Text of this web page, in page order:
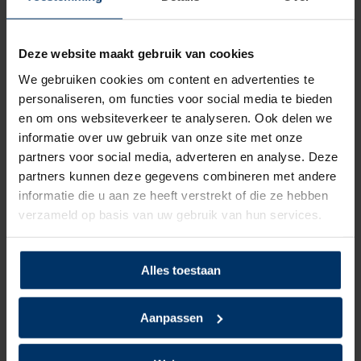
Deze website maakt gebruik van cookies
We gebruiken cookies om content en advertenties te
personaliseren, om functies voor social media te bieden
en om ons websiteverkeer te analyseren. Ook delen we
informatie over uw gebruik van onze site met onze
partners voor social media, adverteren en analyse. Deze
partners kunnen deze gegevens combineren met andere
informatie die u aan ze heeft verstrekt of die ze hebben
verzameld op basis van uw gebruik van hun services.
Alles toestaan
Aanpassen
werkschoenen.
Maak al een paar jaar gebruik van diverse barefoot
schoenen en alle voet- en rugklachten worden een stuk
minder. De laatste stap is de werkschoen, waar ik gemiddeld
70% van mijn tijd op loop.
Ook nu blijkt dat geen enkele werkschoen dit kan benaderen.
De HKS BFS is weliswaar redelijk soepel, er zijn meer
werkschoenen die dat hebben, maar heeft verder weinig met
het barefootconcept te maken.
- De ruimte voor de tenen, de toebox, is supersmal en
beklemmend.
- De hak is in barefoottermen megahoog en je glijdt zelfs
naar voren in de schoen.